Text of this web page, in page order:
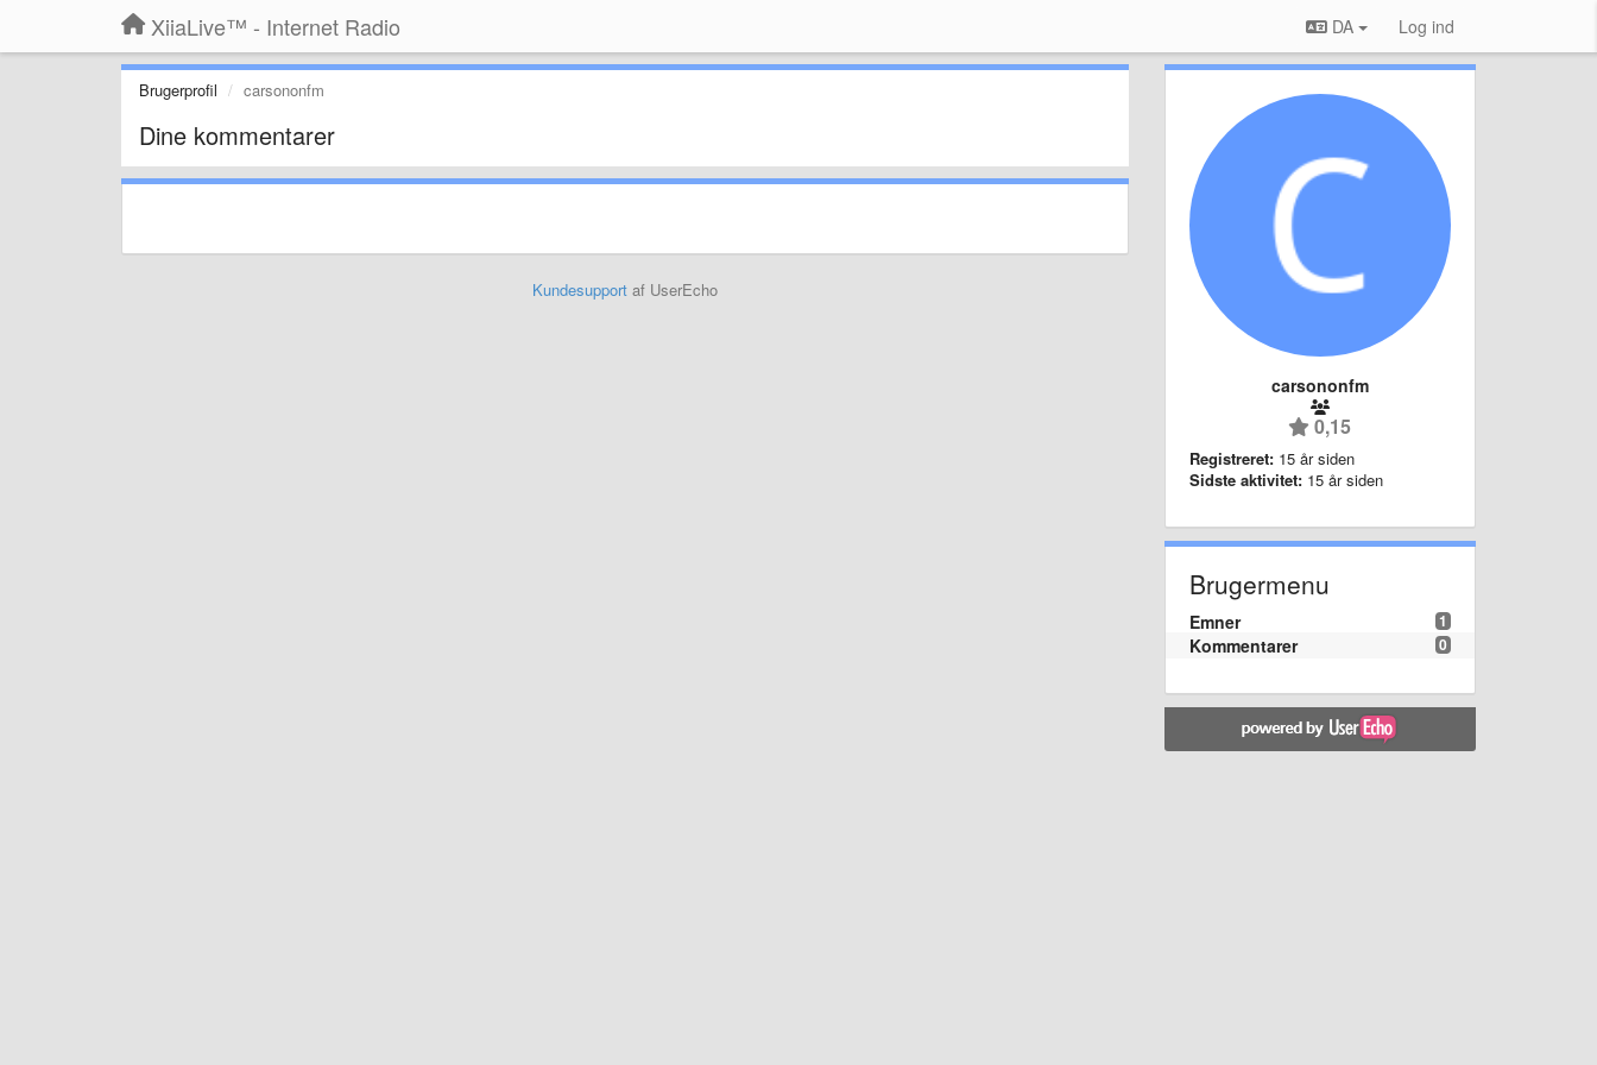
XiiaLive™ - Internet Radio DA Log ind
Brugerprofil carsononfm
Dine kommentarer
Kundesupportaf UserEcho
carsononfm
0,15
Registreret: 15 år siden
Sidste aktivitet: 15 år siden
Brugermenu
1
Emner
0
Kommentarer